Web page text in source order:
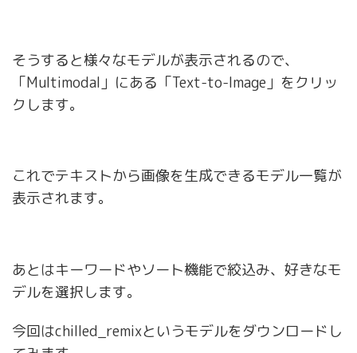
そうすると様々なモデルが表示されるので、
「Multimodal」にある「Text-to-Image」をクリッ
クします。
これでテキストから画像を生成できるモデル一覧が
表示されます。
あとはキーワードやソート機能で絞込み、好きなモ
デルを選択します。
今回はchilled_remixというモデルをダウンロードし